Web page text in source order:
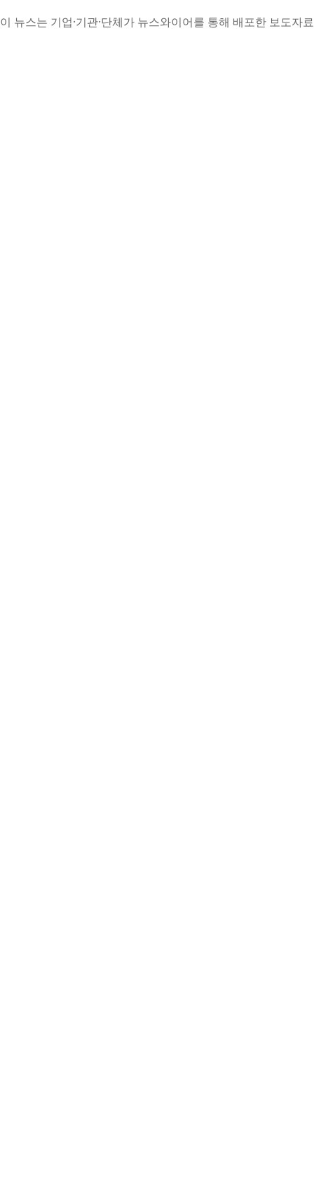
이 뉴스는 기업·기관·단체가 뉴스와이어를 통해 배포한 보도자